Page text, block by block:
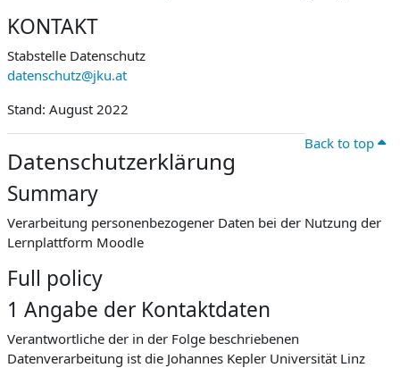
KONTAKT
Stabstelle Datenschutz
datenschutz@jku.at
Stand: August 2022
Back to top
Datenschutzerklärung
Summary
Verarbeitung personenbezogener Daten bei der Nutzung der
Lernplattform Moodle
Full policy
1 Angabe der Kontaktdaten
Verantwortliche der in der Folge beschriebenen
Datenverarbeitung ist die Johannes Kepler Universität Linz